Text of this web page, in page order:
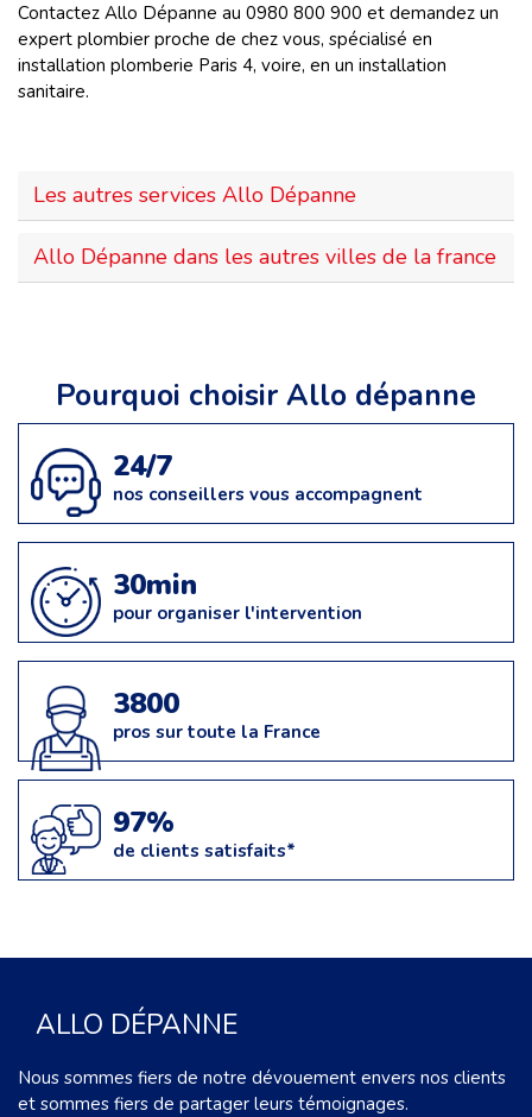
Contactez Allo Dépanne au 0980 800 900 et demandez un
expert plombier proche de chez vous, spécialisé en
installation plomberie Paris 4, voire, en un installation
sanitaire.
Les autres services Allo Dépanne
Allo Dépanne dans les autres villes de la france
Pourquoi choisir Allo dépanne
24/7
nos conseillers vous accompagnent
30min
pour organiser l'intervention
3800
pros sur toute la France
97%
de clients satisfaits*
ALLO DÉPANNE
Nous sommes fiers de notre dévouement envers nos clients
et sommes fiers de partager leurs témoignages.